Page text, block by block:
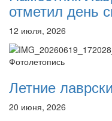
отметил день
12 июля, 2026
Фотолетопись
Летние
20 июня, 2026